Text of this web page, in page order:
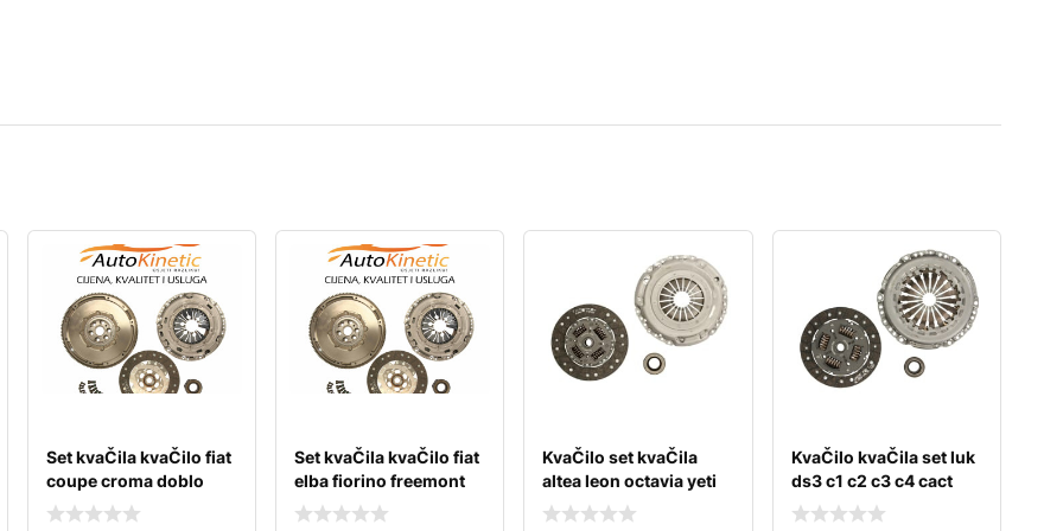
Set kvaČila kvaČilo fiat
coupe croma doblo
ducato duna
Set kvaČila kvaČilo fiat
elba fiorino freemont
fullback
KvaČilo set kvaČila
altea leon octavia yeti
caddy
KvaČilo kvaČila set luk
ds3 c1 c2 c3 c4 cact
nemo